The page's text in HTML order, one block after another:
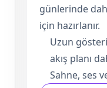
günlerinde
için hazırlanır.
Uzun
akış planı
Sahne, ses